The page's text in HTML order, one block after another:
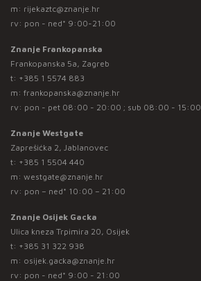
m: rijekaztc@znanje.hr
rv: pon - ned* 9:00-21:00
Znanje Frankopanska
Frankopanska 5a, Zagreb
t: +385 1 5574 883
m: frankopanska@znanje.hr
rv: pon - pet 08:00 - 20:00 ; sub 08:00 - 15:00
Znanje Westgate
Zaprešićka 2, Jablanovec
t: +385 1 5504 440
m: westgate@znanje.hr
rv: pon – ned* 10:00 – 21:00
Znanje Osijek Gacka
Ulica kneza Trpimira 20, Osijek
t: +385 31 322 938
m: osijek.gacka@znanje.hr
rv: pon - ned* 9:00 - 21:00